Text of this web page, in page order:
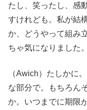
たし、笑ったし、感
すけれども。私が結
か、どうやって組み
ちゃ気になりました。
（Awich）たしかに
な部分で。もちろん
か。いつまでに期限